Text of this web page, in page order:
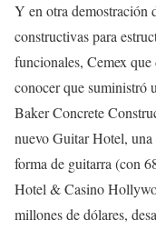
Y en otra demostración
constructivas para
funcionales, Cemex
conocer que suministró
Baker Concrete
nuevo Guitar Hotel, una
forma de guitarra (con
Hotel & Casino
millones de dólares,